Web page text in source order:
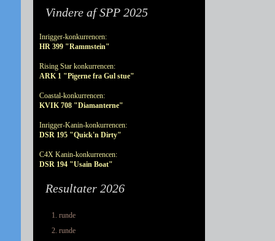
Vindere af SPP 2025
Inrigger-konkurrencen:
HR 399 "Rammstein"
Rising Star konkurrencen:
ARK 1 "Pigerne fra Gul stue"
Coastal-konkurrencen:
KVIK 708 "Diamanterne"
Inrigger-Kanin-konkurrencen:
DSR 195 "Quick'n Dirty"
C4X Kanin-konkurrencen:
DSR 194 "Usain Boat"
Resultater 2026
1. runde
2. runde